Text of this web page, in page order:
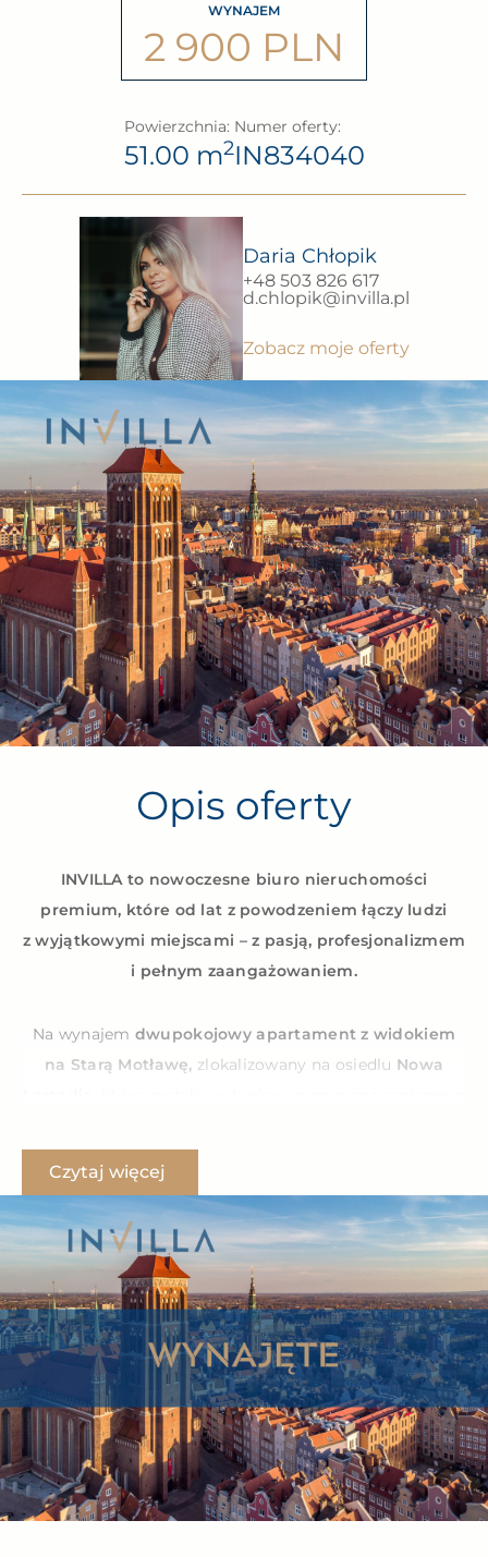
WYNAJEM
2 900 PLN
Powierzchnia:
51.00 m2
Numer oferty:
IN834040
Daria Chłopik
+48 503 826 617
d.chlopik@invilla.pl
Zobacz moje oferty
Opis oferty
INVILLA to nowoczesne biuro nieruchomości
premium, które od lat z powodzeniem łączy ludzi
z wyjątkowymi miejscami – z pasją, profesjonalizmem
i pełnym zaangażowaniem.
Na wynajem dwupokojowy apartament z widokiem
na Starą Motławę, zlokalizowany na osiedlu Nowa
Nowa Lastadia to zespół apartamentowy, który powstał
na Starym Przedmieściu w Gdańsku nad Motławą, przy
ulicy Lastadia,w odległości niespełna 500 m od
Dolnej Bramy, uznanej za najstarsze miejsce Gdańska.
Najmujący zyskuje możliwość korzystania z części
wspólnych inwestycji– siłowni, sauny itp. Jest to
bardzobezpieczny budynek – całodobowa ochrona,
monitoring i portiernia.
Apartament mieści się na drugim piętrze
Czytaj więcej